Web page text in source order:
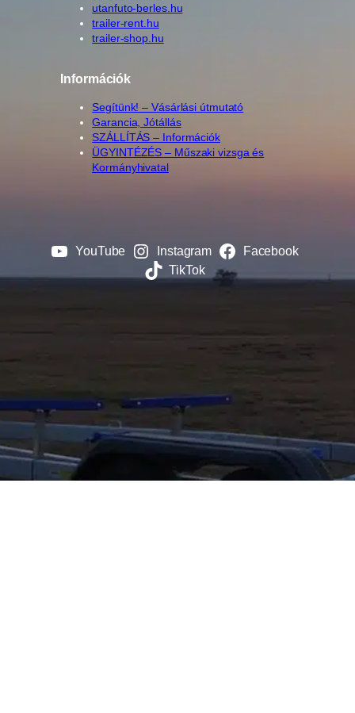
utanfuto-berles.hu
trailer-rent.hu
trailer-shop.hu
Információk
Segítünk! – Vásárlási útmutató
Garancia, Jótállás
SZÁLLÍTÁS – Információk
ÜGYINTÉZÉS – Műszaki vizsga és
Kormányhivatal
YouTube Instagram
Facebook
TikTok